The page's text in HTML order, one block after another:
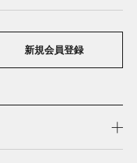
新規会員登録